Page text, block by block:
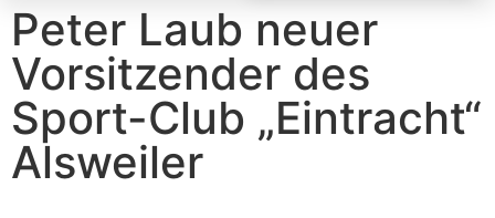
Peter Laub neuer
Vorsitzender des
Sport-Club „Eintracht“
Alsweiler